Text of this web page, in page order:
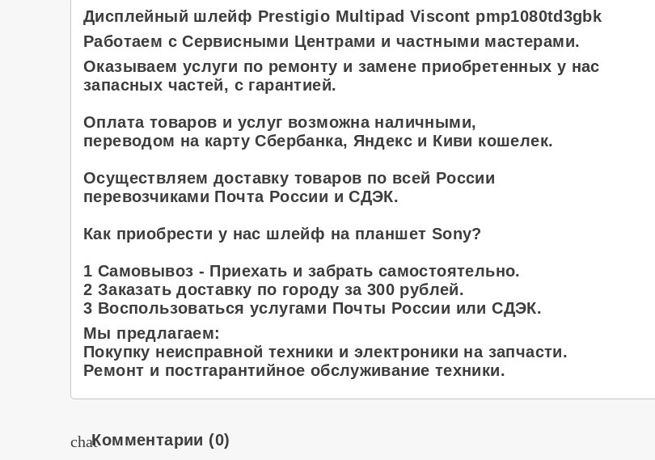
Дисплейный шлейф Prestigio Multipad Viscont pmp1080td3gbk
Работаем с Сервисными Центрами и частными мастерами.
Оказываем услуги по ремонту и замене приобретенных у нас
запасных частей, с гарантией.
Оплата товаров и услуг возможна наличными,
переводом на карту Сбербанка, Яндекс и Киви кошелек.
Осуществляем доставку товаров по всей России
перевозчиками Почта России и СДЭК.
Как приобрести у нас шлейф на планшет Sony?
1 Самовывоз - Приехать и забрать самостоятельно.
2 Заказать доставку по городу за 300 рублей.
3 Воспользоваться услугами Почты России или СДЭК.
Мы предлагаем:
Покупку неисправной техники и электроники на запчасти.
Ремонт и постгарантийное обслуживание техники.
chatКомментарии (0)